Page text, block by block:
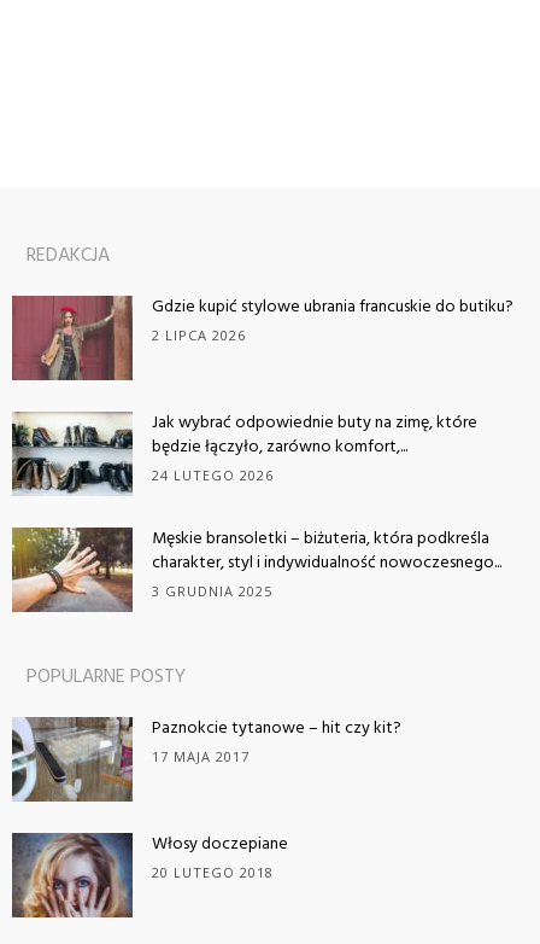
REDAKCJA
Gdzie kupić stylowe ubrania francuskie do butiku?
2 LIPCA 2026
Jak wybrać odpowiednie buty na zimę, które
będzie łączyło, zarówno komfort,...
24 LUTEGO 2026
Męskie bransoletki – biżuteria, która podkreśla
charakter, styl i indywidualność nowoczesnego...
3 GRUDNIA 2025
POPULARNE POSTY
Paznokcie tytanowe – hit czy kit?
17 MAJA 2017
Włosy doczepiane
20 LUTEGO 2018